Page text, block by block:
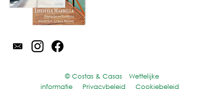
© Costas & Casas
Wettelijke
informatie
Privacybeleid Cookiebeleid